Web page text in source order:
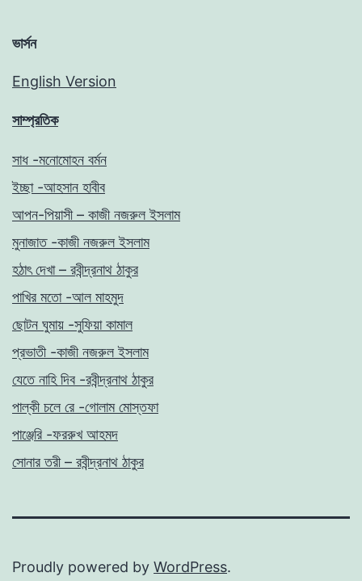
ভার্সন
English Version
সাম্প্রতিক
সাধ -মনোমোহন বর্মন
ইচ্ছা -আহসান হাবীব
আপন-পিয়াসী – কাজী নজরুল ইসলাম
মুনাজাত -কাজী নজরুল ইসলাম
হঠাৎ দেখা – রবীন্দ্রনাথ ঠাকুর
পাখির মতো -আল মাহমুদ
ছোটন ঘুমায় -সুফিয়া কামাল
প্রভাতী -কাজী নজরুল ইসলাম
যেতে নাহি দিব -রবীন্দ্রনাথ ঠাকুর
পাল্কী চলে রে -গোলাম মোস্তফা
পাঞ্জেরি -ফররুখ আহমদ
সোনার তরী – রবীন্দ্রনাথ ঠাকুর
Proudly powered by WordPress.